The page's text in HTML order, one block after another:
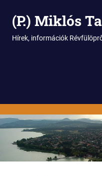
Skip
content
(P.) Miklós
Hírek, információk